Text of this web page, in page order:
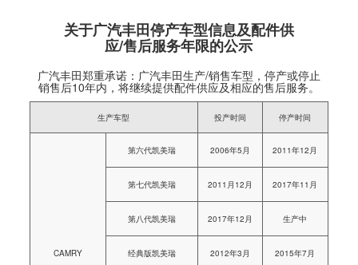
关于广汽丰田停产车型信息及配件供
应/售后服务年限的公示
广汽丰田郑重承诺：广汽丰田生产/销售车型，停产或停止
销售后10年内，将继续提供配件供应及相应的售后服务。
生产车型 投产时间 停产时间
CAMRY
第六代凯美瑞 2006年5月 2011年12月
第七代凯美瑞 2011月12月 2017年11月
第八代凯美瑞 2017年12月 生产中
经典版凯美瑞 2012年3月 2015年7月